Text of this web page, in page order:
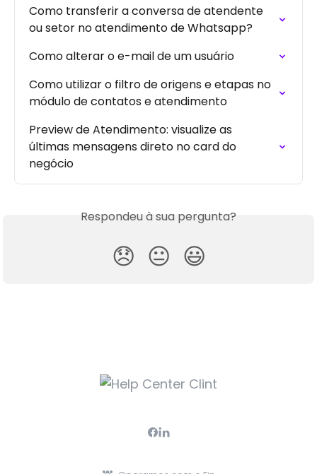
Como transferir a conversa de atendente
ou setor no atendimento de Whatsapp?
Como alterar o e-mail de um usuário
Como utilizar o filtro de origens e etapas no
módulo de contatos e atendimento
Preview de Atendimento: visualize as
últimas mensagens direto no card do
negócio
Respondeu à sua pergunta?
😞 😐 😃